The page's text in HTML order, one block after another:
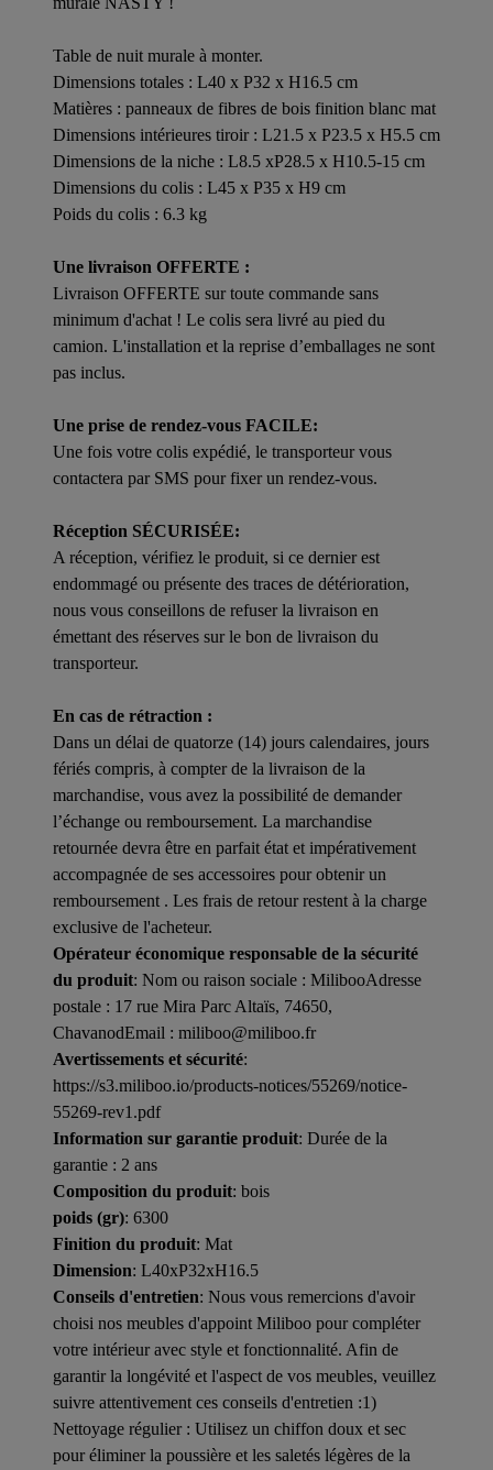
Table de nuit murale à monter.
Dimensions totales : L40 x P32 x H16.5 cm
Matières : panneaux de fibres de bois finition blanc mat
Dimensions intérieures tiroir : L21.5 x P23.5 x H5.5 cm
Dimensions de la niche : L8.5 xP28.5 x H10.5-15 cm
Dimensions du colis : L45 x P35 x H9 cm
Poids du colis : 6.3 kg
Une livraison OFFERTE :
Livraison OFFERTE sur toute commande sans
minimum d'achat ! Le colis sera livré au pied du
camion. L'installation et la reprise d’emballages ne sont
pas inclus.
Une prise de rendez-vous FACILE:
Une fois votre colis expédié, le transporteur vous
contactera par SMS pour fixer un rendez-vous.
Réception SÉCURISÉE:
A réception, vérifiez le produit, si ce dernier est
endommagé ou présente des traces de détérioration,
nous vous conseillons de refuser la livraison en
émettant des réserves sur le bon de livraison du
transporteur.
En cas de rétraction :
Dans un délai de quatorze (14) jours calendaires, jours
fériés compris, à compter de la livraison de la
marchandise, vous avez la possibilité de demander
l’échange ou remboursement. La marchandise
retournée devra être en parfait état et impérativement
accompagnée de ses accessoires pour obtenir un
remboursement . Les frais de retour restent à la charge
exclusive de l'acheteur.
Opérateur économique responsable de la sécurité
du produit: Nom ou raison sociale : MilibooAdresse
postale : 17 rue Mira Parc Altaïs, 74650,
ChavanodEmail : miliboo@miliboo.fr
Avertissements et sécurité:
https://s3.miliboo.io/products-notices/55269/notice-
55269-rev1.pdf
Information sur garantie produit: Durée de la
garantie : 2 ans
Composition du produit: bois
poids (gr): 6300
Finition du produit: Mat
Dimension: L40xP32xH16.5
Conseils d'entretien: Nous vous remercions d'avoir
choisi nos meubles d'appoint Miliboo pour compléter
votre intérieur avec style et fonctionnalité. Afin de
garantir la longévité et l'aspect de vos meubles, veuillez
suivre attentivement ces conseils d'entretien :1)
Nettoyage régulier : Utilisez un chiffon doux et sec
pour éliminer la poussière et les saletés légères de la